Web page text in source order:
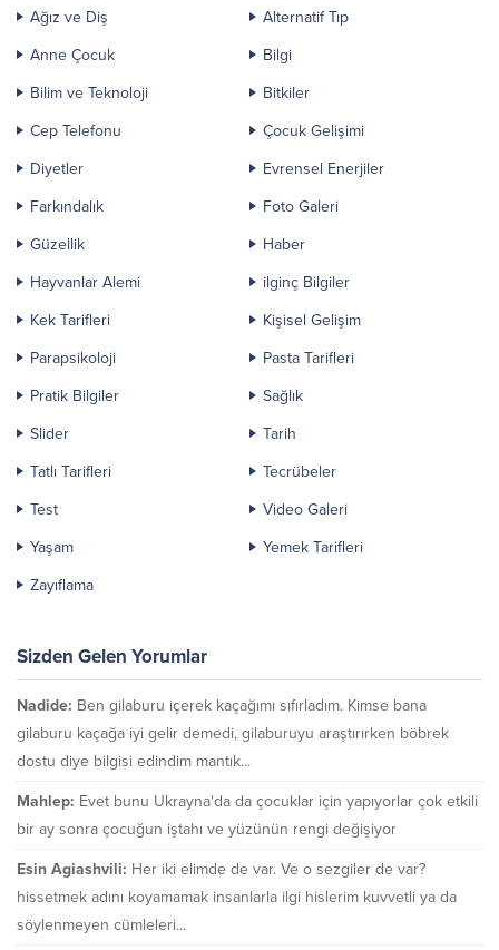
Ağız ve Diş
Alternatif Tıp
Anne Çocuk
Bilgi
Bilim ve Teknoloji
Bitkiler
Cep Telefonu
Çocuk Gelişimi
Diyetler
Evrensel Enerjiler
Farkındalık
Foto Galeri
Güzellik
Haber
Hayvanlar Alemi
ilginç Bilgiler
Kek Tarifleri
Kişisel Gelişim
Parapsikoloji
Pasta Tarifleri
Pratik Bilgiler
Sağlık
Slider
Tarih
Tatlı Tarifleri
Tecrübeler
Test
Video Galeri
Yaşam
Yemek Tarifleri
Zayıflama
Sizden Gelen Yorumlar
Nadide: Ben gilaburu içerek kaçağımı sıfırladım. Kimse bana
gilaburu kaçağa iyi gelir demedi, gilaburuyu araştırırken böbrek
dostu diye bilgisi edindim mantık...
Mahlep: Evet bunu Ukrayna'da da çocuklar için yapıyorlar çok etkili
bir ay sonra çocuğun iştahı ve yüzünün rengi değişiyor
Esin Agiashvili: Her iki elimde de var. Ve o sezgiler de var?
hissetmek adını koyamamak insanlarla ilgi hislerim kuvvetli ya da
söylenmeyen cümleleri...